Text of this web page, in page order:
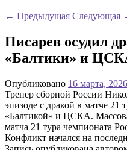
← Предыдущая Следующая
Писарев осудил
«Балтики» и
Опубликовано 16 марта, 2026
Тренер сборной России
эпизоде с дракой в матче 21
«Балтикой» и ЦСКА.
матча 21 тура чемпионата
Конфликт начался на